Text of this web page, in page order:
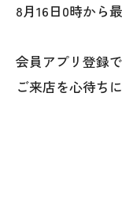
8月16日0時から
会員アプリ登録
ご来店を心待ち